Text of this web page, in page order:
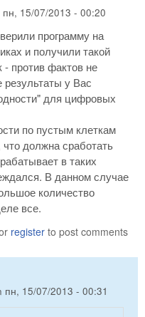
пн, 15/07/2013 - 00:20
программу на
и получили такой
- против фактов не
результаты у Вас
для цифровых
по пустым клеткам
должна сработать
в таких
В данном случае
количество
все.
register to post comments
пн, 15/07/2013 - 00:31